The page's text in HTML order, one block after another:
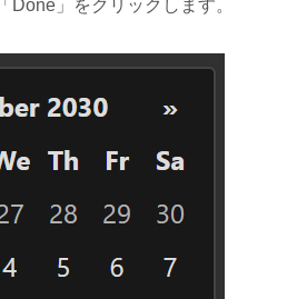
Done」をクリックします。